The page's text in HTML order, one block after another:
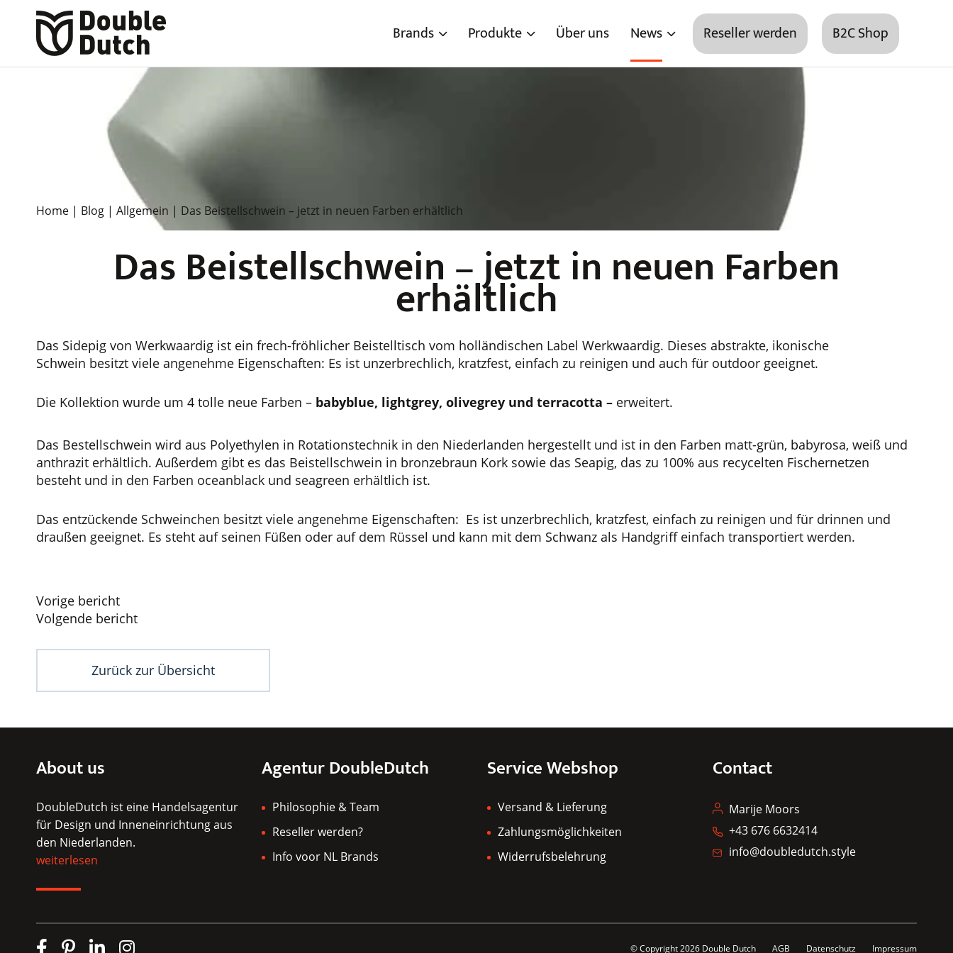
Brands Produkte Über uns News Reseller werden B2C Shop
Home | Blog | Allgemein | Das Beistellschwein – jetzt in neuen Farben erhältlich
Das Beistellschwein – jetzt in neuen Farben
erhältlich
Das Sidepig von Werkwaardig ist ein frech-fröhlicher Beistelltisch vom holländischen Label Werkwaardig. Dieses abstrakte, ikonische
Schwein besitzt viele angenehme Eigenschaften: Es ist unzerbrechlich, kratzfest, einfach zu reinigen und auch für outdoor geeignet.
Die Kollektion wurde um 4 tolle neue Farben – babyblue, lightgrey, olivegrey und terracotta – erweitert.
Das Bestellschwein wird aus Polyethylen in Rotationstechnik in den Niederlanden hergestellt und ist in den Farben matt-grün, babyrosa, weiß und
anthrazit erhältlich. Außerdem gibt es das Beistellschwein in bronzebraun Kork sowie das Seapig, das zu 100% aus recycelten Fischernetzen
besteht und in den Farben oceanblack und seagreen erhältlich ist.
Das entzückende Schweinchen besitzt viele angenehme Eigenschaften: Es ist unzerbrechlich, kratzfest, einfach zu reinigen und für drinnen und
draußen geeignet. Es steht auf seinen Füßen oder auf dem Rüssel und kann mit dem Schwanz als Handgriff einfach transportiert werden.
Beitragsnavigation
Vorige bericht
Volgende bericht
Zurück zur Übersicht
About us
DoubleDutch ist eine Handelsagentur
für Design und Inneneinrichtung aus
den Niederlanden.
weiterlesen
Agentur DoubleDutch
Philosophie & Team
Reseller werden?
Info voor NL Brands
Service Webshop
Versand & Lieferung
Zahlungsmöglichkeiten
Widerrufsbelehrung
Contact
Marije Moors
+43 676 6632414
info@doubledutch.style
© Copyright 2026 Double Dutch AGB Datenschutz Impressum